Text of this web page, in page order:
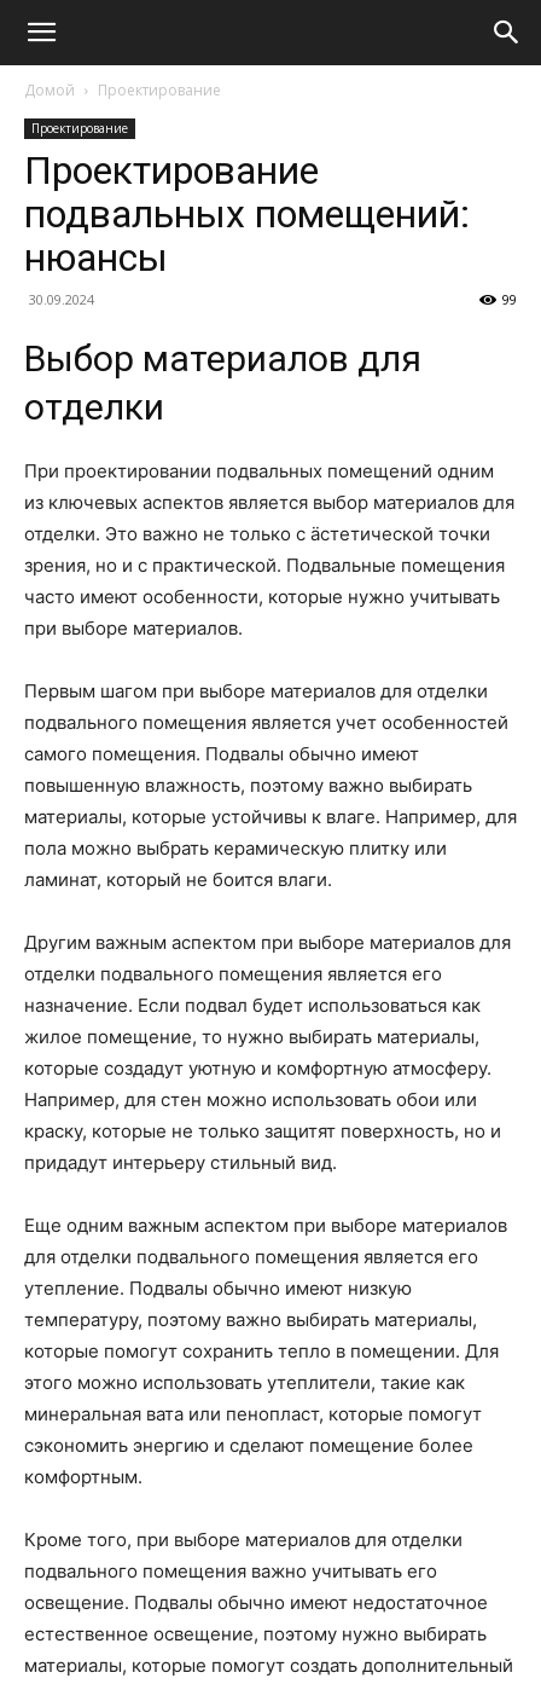
Домой Проектирование
Проектирование
Проектирование
подвальных помещений:
нюансы
30.09.2024 99
Выбор материалов для
отделки
При проектировании подвальных помещений одним
из ключевых аспектов является выбор материалов для
отделки. Это важно не только с äстетической точки
зрения, но и с практической. Подвальные помещения
часто имеют особенности, которые нужно учитывать
при выборе материалов.
Первым шагом при выборе материалов для отделки
подвального помещения является учет особенностей
самого помещения. Подвалы обычно имеют
повышенную влажность, поэтому важно выбирать
материалы, которые устойчивы к влаге. Например, для
пола можно выбрать керамическую плитку или
ламинат, который не боится влаги.
Другим важным аспектом при выборе материалов для
отделки подвального помещения является его
назначение. Если подвал будет использоваться как
жилое помещение, то нужно выбирать материалы,
которые создадут уютную и комфортную атмосферу.
Например, для стен можно использовать обои или
краску, которые не только защитят поверхность, но и
придадут интерьеру стильный вид.
Еще одним важным аспектом при выборе материалов
для отделки подвального помещения является его
утепление. Подвалы обычно имеют низкую
температуру, поэтому важно выбирать материалы,
которые помогут сохранить тепло в помещении. Для
этого можно использовать утеплители, такие как
минеральная вата или пенопласт, которые помогут
сэкономить энергию и сделают помещение более
комфортным.
Кроме того, при выборе материалов для отделки
подвального помещения важно учитывать его
освещение. Подвалы обычно имеют недостаточное
естественное освещение, поэтому нужно выбирать
материалы, которые помогут создать дополнительный